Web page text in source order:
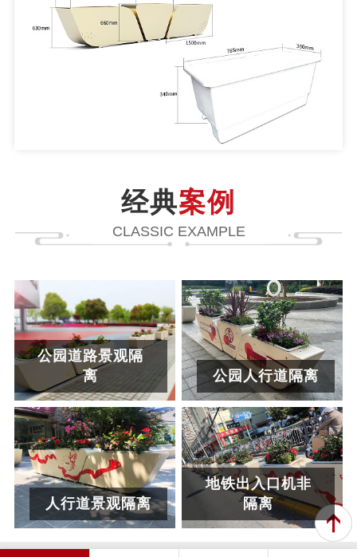
经典案例
CLASSIC EXAMPLE
公园道路景观隔
离
公园人行道隔离
人行道景观隔离
地铁出入口机非
隔离